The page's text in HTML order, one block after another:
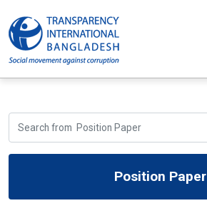
Position Paper